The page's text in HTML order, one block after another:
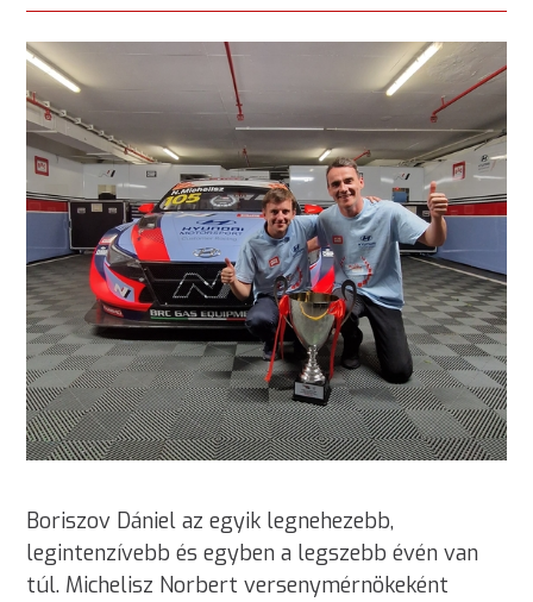
Boriszov Dániel az egyik legnehezebb,
legintenzívebb és egyben a legszebb évén van
túl. Michelisz Norbert versenymérnökeként